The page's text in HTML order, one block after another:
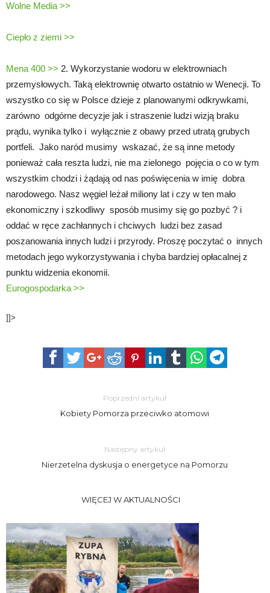
Wolne Media >>
Ciepło z ziemi >>
Mena 400 >> 2. Wykorzystanie wodoru w elektrowniach
przemysłowych. Taką elektrownię otwarto ostatnio w Wenecji. To
wszystko co się w Polsce dzieje z planowanymi odkrywkami,
zarówno odgórne decyzje jak i straszenie ludzi wizją braku
prądu, wynika tylko i wyłącznie z obawy przed utratą grubych
portfeli. Jako naród musimy wskazać, że są inne metody
ponieważ cała reszta ludzi, nie ma zielonego pojęcia o co w tym
wszystkim chodzi i żądają od nas poświęcenia w imię dobra
narodowego. Nasz węgiel leżał miliony lat i czy w ten mało
ekonomiczny i szkodliwy sposób musimy się go pozbyć ? i
oddać w ręce zachłannych i chciwych ludzi bez zasad
poszanowania innych ludzi i przyrody. Proszę poczytać o innych
metodach jego wykorzystywania i chyba bardziej opłacalnej z
punktu widzenia ekonomii.
Eurogospodarka >>
]]>
Poprzedni artykuł
Kobiety Pomorza przeciwko atomowi
Następny artykuł
Nierzetelna dyskusja o energetyce na Pomorzu
WIĘCEJ W AKTUALNOŚCI